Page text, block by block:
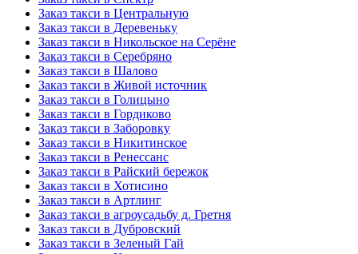
Заказ такси в Центральную
Заказ такси в Деревеньку
Заказ такси в Никольское на Серёне
Заказ такси в Серебряно
Заказ такси в Шалово
Заказ такси в Живой источник
Заказ такси в Голицыно
Заказ такси в Гордиково
Заказ такси в Заборовку
Заказ такси в Никитинское
Заказ такси в Ренессанс
Заказ такси в Райский бережок
Заказ такси в Хотисино
Заказ такси в Артлинг
Заказ такси в агроусадьбу д. Гретня
Заказ такси в Дубровский
Заказ такси в Зеленый Гай